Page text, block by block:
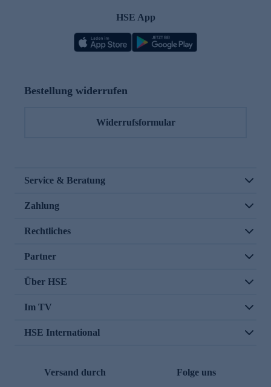
HSE App
Bestellung widerrufen
Widerrufsformular
Service & Beratung
Zahlung
Rechtliches
Partner
Über HSE
Im TV
HSE International
Versand durch Folge uns